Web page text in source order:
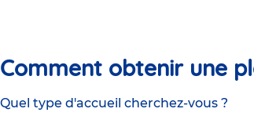
Comment obtenir une
Quel type d'accueil cherchez-vous ?